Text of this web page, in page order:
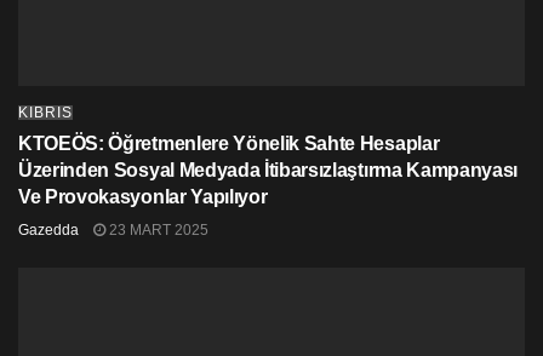
KIBRIS
KTOEÖS: Öğretmenlere Yönelik Sahte Hesaplar
Üzerinden Sosyal Medyada İtibarsızlaştırma Kampanyası
Ve Provokasyonlar Yapılıyor
Gazedda 23 MART 2025